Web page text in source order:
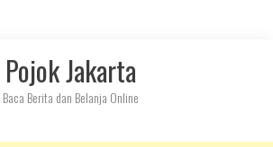
Pojok Jakarta
Baca Berita dan Belanja Online